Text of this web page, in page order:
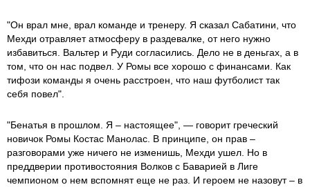
"Он врал мне, врал команде и тренеру. Я сказал Сабатини, что
Мехди отравляет атмосферу в раздевалке, от него нужно
избавиться. Вальтер и Руди согласились. Дело не в деньгах, а в
том, что он нас подвел. У Ромы все хорошо с финансами. Как
тифози команды я очень расстроен, что наш футболист так
себя повел".
"Бенатья в прошлом. Я – настоящее", — говорит греческий
новичок Ромы Костас Манолас. В принципе, он прав –
разговорами уже ничего не изменишь, Мехди ушел. Но в
преддверии противостояния Волков с Баварией в Лиге
чемпионом о нем вспомнят еще не раз. И героем не назовут – в